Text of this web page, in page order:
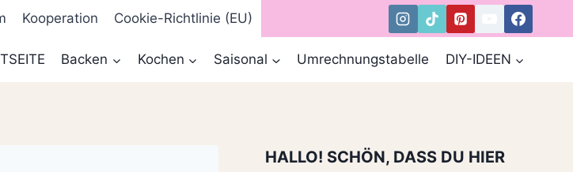
Kooperation Cookie-Richtlinie (EU)
Backen Kochen Saisonal Umrechnungstabelle DIY-IDEEN
HALLO! SCHÖN, DASS DU HIER